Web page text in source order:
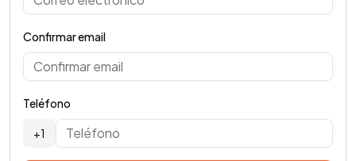
Confirmar email
Teléfono
+1